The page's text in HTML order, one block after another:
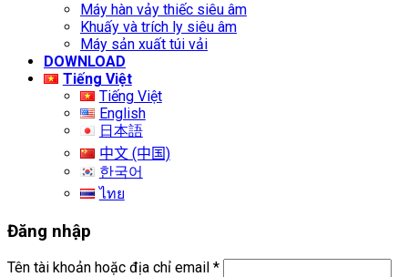
Máy hàn vảy thiếc siêu âm
Khuấy và trích ly siêu âm
Máy sản xuất túi vải
DOWNLOAD
Tiếng Việt
Tiếng Việt
English
日本語
中文 (中国)
한국어
ไทย
Đăng nhập
Tên tài khoản hoặc địa chỉ email *